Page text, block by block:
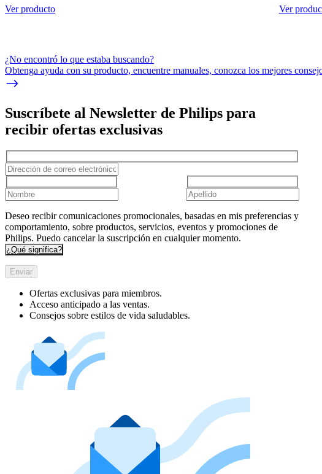
Ver producto
Ver
¿No encontró lo que estaba buscando?
Obtenga ayuda con su producto, encuentre manuales, conozca los mejores
Suscríbete al Newsletter de Philips para
recibir ofertas exclusivas
Deseo recibir comunicaciones promocionales, basadas en mis preferencias y
comportamiento, sobre productos, servicios, eventos y promociones de
Philips. Puedo cancelar la suscripción en cualquier momento.
¿Qué significa?
Enviar
Ofertas exclusivas para miembros.
Acceso anticipado a las ventas.
Consejos sobre estilos de vida saludables.